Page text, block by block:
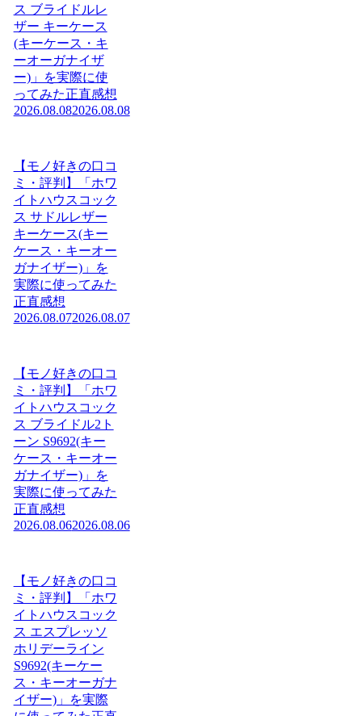
ス ブライドルレ
ザー キーケース
(キーケース・キ
ーオーガナイザ
ー)」を実際に使
ってみた正直感想
2026.08.082026.08.08
【モノ好きの口コ
ミ・評判】「ホワ
イトハウスコック
ス サドルレザー
キーケース(キー
ケース・キーオー
ガナイザー)」を
実際に使ってみた
正直感想
2026.08.072026.08.07
【モノ好きの口コ
ミ・評判】「ホワ
イトハウスコック
ス ブライドル2ト
ーン S9692(キー
ケース・キーオー
ガナイザー)」を
実際に使ってみた
正直感想
2026.08.062026.08.06
【モノ好きの口コ
ミ・評判】「ホワ
イトハウスコック
ス エスプレッソ
ホリデーライン
S9692(キーケー
ス・キーオーガナ
イザー)」を実際